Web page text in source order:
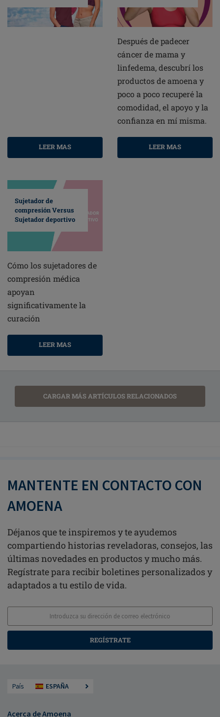
LEER MAS
Después de padecer
cáncer de mama y
linfedema, descubrí los
productos de amoena y
poco a poco recuperé la
comodidad, el apoyo y la
confianza en mí misma.
LEER MAS
Sujetador de
compresión Versus
Sujetador deportivo
Cómo los sujetadores de
compresión médica
apoyan
significativamente la
curación
LEER MAS
CARGAR MÁS ARTÍCULOS RELACIONADOS
MANTENTE EN CONTACTO CON
AMOENA
Déjanos que te inspiremos y te ayudemos
compartiendo historias reveladoras, consejos, las
últimas novedades en productos y mucho más.
Regístrate para recibir boletines personalizados y
adaptados a tu estilo de vida.
REGÍSTRATE
País ESPAÑA
Acerca de Amoena